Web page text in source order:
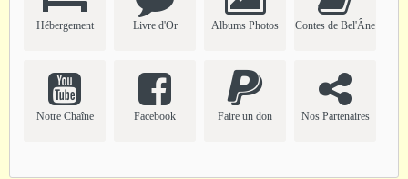
Hébergement Livre d'Or Albums Photos Contes de Bel'Âne
Notre Chaîne Facebook Faire un don Nos Partenaires